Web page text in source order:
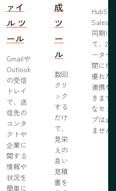
ァイ
ル ツ
ール
Gmailや
Outlook
の受信
トレイ
で、送
信先の
コンタ
クトや
企業に
関する
情報や
状況を
簡単に
成
ツ
ー
ル
数回
クリ
ック
する
だけ
で、
見栄
えの
良い
見積
書を
同期に
て、2
ータベ
間に信
優れた
連携を
きます
なセッ
プは必
ません